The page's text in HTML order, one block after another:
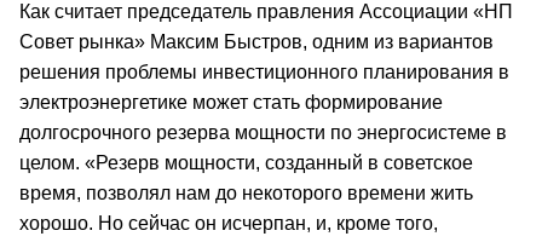
Как считает председатель правления Ассоциации «НП
Совет рынка» Максим Быстров, одним из вариантов
решения проблемы инвестиционного планирования в
электроэнергетике может стать формирование
долгосрочного резерва мощности по энергосистеме в
целом. «Резерв мощности, созданный в советское
время, позволял нам до некоторого времени жить
хорошо. Но сейчас он исчерпан, и, кроме того,